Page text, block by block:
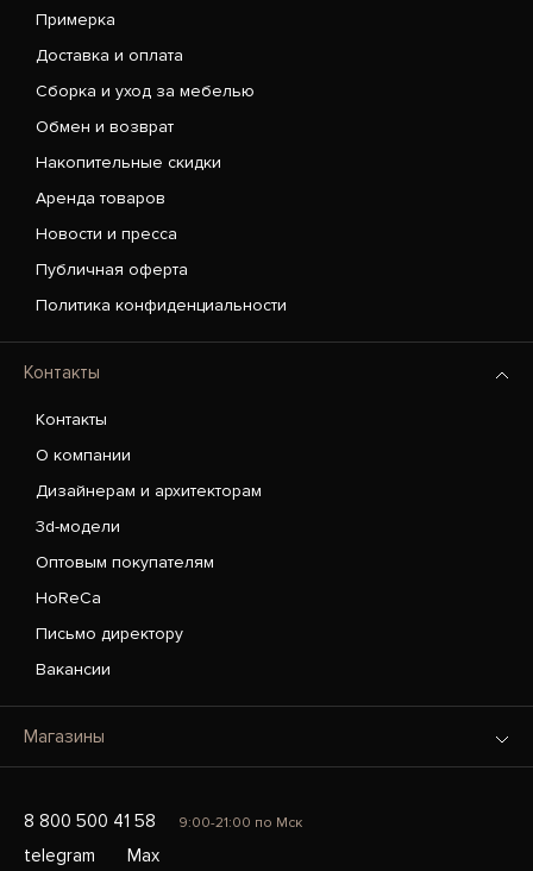
Примерка
Доставка и оплата
Сборка и уход за мебелью
Обмен и возврат
Накопительные скидки
Аренда товаров
Новости и пресса
Публичная оферта
Политика конфиденциальности
Контакты
Контакты
О компании
Дизайнерам и архитекторам
3d-модели
Оптовым покупателям
HoReCa
Письмо директору
Вакансии
Магазины
8 800 500 41 58 9:00-21:00 по Мск
telegram Max